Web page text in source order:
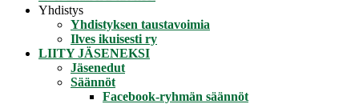
Yhdistys
Yhdistyksen taustavoimia
Ilves ikuisesti ry
LIITY JÄSENEKSI
Jäsenedut
Säännöt
Facebook-ryhmän säännöt